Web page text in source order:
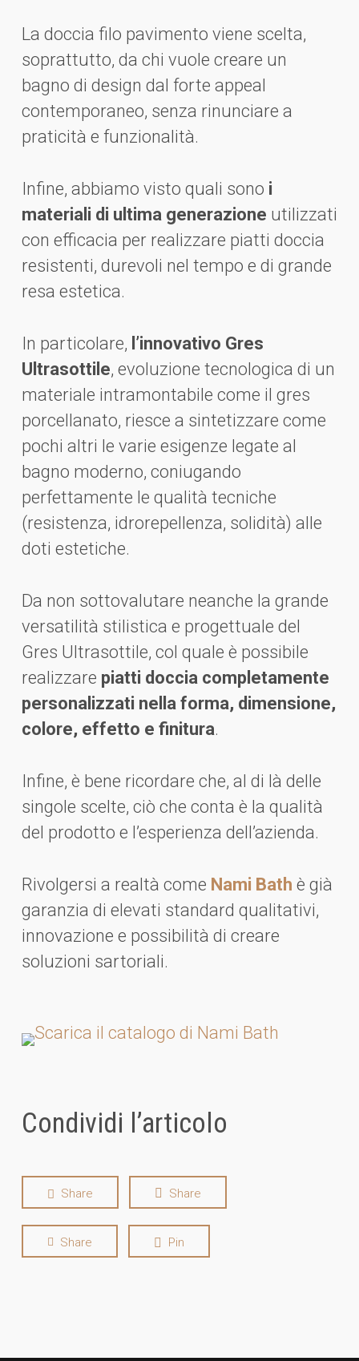
La doccia filo pavimento viene scelta,
soprattutto, da chi vuole creare un
bagno di design dal forte appeal
contemporaneo, senza rinunciare a
praticità e funzionalità.
Infine, abbiamo visto quali sono i
materiali di ultima generazione utilizzati
con efficacia per realizzare piatti doccia
resistenti, durevoli nel tempo e di grande
resa estetica.
In particolare, l’innovativo Gres
Ultrasottile, evoluzione tecnologica di un
materiale intramontabile come il gres
porcellanato, riesce a sintetizzare come
pochi altri le varie esigenze legate al
bagno moderno, coniugando
perfettamente le qualità tecniche
(resistenza, idrorepellenza, solidità) alle
doti estetiche.
Da non sottovalutare neanche la grande
versatilità stilistica e progettuale del
Gres Ultrasottile, col quale è possibile
realizzare piatti doccia completamente
personalizzati nella forma, dimensione,
colore, effetto e finitura.
Infine, è bene ricordare che, al di là delle
singole scelte, ciò che conta è la qualità
del prodotto e l’esperienza dell’azienda.
Rivolgersi a realtà come Nami Bath è già
garanzia di elevati standard qualitativi,
innovazione e possibilità di creare
soluzioni sartoriali.
Condividi l’articolo
Share Share
Share Pin